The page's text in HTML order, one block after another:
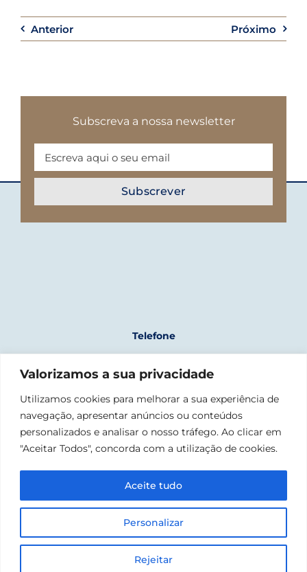
Valorizamos a sua privacidade
Utilizamos cookies para melhorar a sua experiência de
navegação, apresentar anúncios ou conteúdos
personalizados e analisar o nosso tráfego. Ao clicar em
"Aceitar Todos", concorda com a utilização de cookies.
Personalizar
Rejeitar
Aceite tudo
Anterior Próximo
Subscreva a nossa newsletter
Telefone
(chamada para rede móvel nacional)
Morada
Fábrica Nacional da Cordoaria
Rua da Junqueira, 1300-342 Lisboa
Email
©2023 CONFRARIA MARÍTIMA – LIGA NAVAL PORTUGUESA. TODOS
OS DIREITOS RESERVADOS
PRIVACY POLICY | BRANDING BYSHIFT
CATIAGUEDES.COM